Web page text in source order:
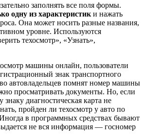
заполнять все поля формы.
одну из характеристик и нажать
Она может носить разные названия,
уровне. Используются
техосмотр», «Узнать»,
машины онлайн, пользователи
знак транспортного
автовладельцев помнят номер машины
просматривать документы. Но, если
диагностическая карта не
пройден ли техосмотр у авто по
в программных средствах бывают
не вся информация — госномер